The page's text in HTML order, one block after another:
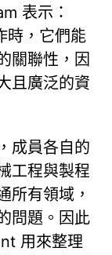
表示：
時，它們能
關聯性，因
且廣泛的資
成員各自的
工程與製程
所有領域，
問題。因此
用來整理